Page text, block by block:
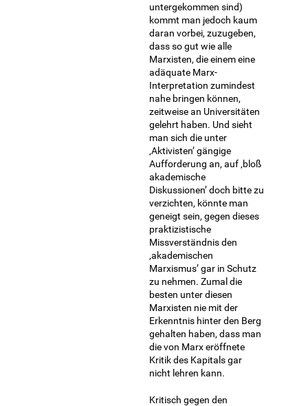
untergekommen sind)
kommt man jedoch kaum
daran vorbei, zuzugeben,
dass so gut wie alle
Marxisten, die einem eine
adäquate Marx-
Interpretation zumindest
nahe bringen können,
zeitweise an Universitäten
gelehrt haben. Und sieht
man sich die unter
‚Aktivisten’ gängige
Aufforderung an, auf ‚bloß
akademische
Diskussionen’ doch bitte zu
verzichten, könnte man
geneigt sein, gegen dieses
praktizistische
Missverständnis den
‚akademischen
Marxismus’ gar in Schutz
zu nehmen. Zumal die
besten unter diesen
Marxisten nie mit der
Erkenntnis hinter den Berg
gehalten haben, dass man
die von Marx eröffnete
Kritik des Kapitals gar
nicht lehren kann.
Kritisch gegen den